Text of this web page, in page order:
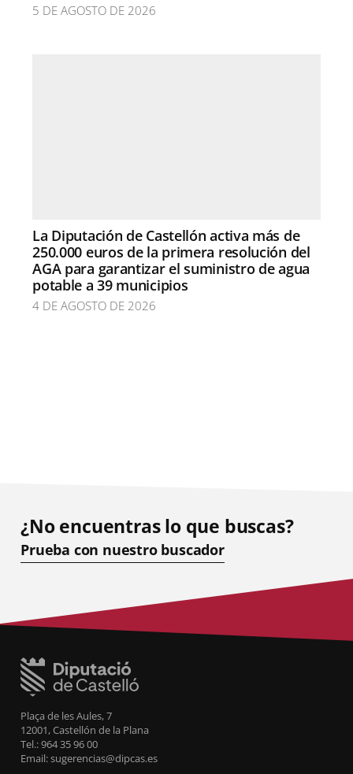
5 DE AGOSTO DE 2026
La Diputación de Castellón activa más de
250.000 euros de la primera resolución del
AGA para garantizar el suministro de agua
potable a 39 municipios
4 DE AGOSTO DE 2026
¿No encuentras lo que buscas?
Prueba con nuestro buscador
Plaça de les Aules, 7
12001, Castellón de la Plana
Tel.: 964 35 96 00
Email: sugerencias@dipcas.es